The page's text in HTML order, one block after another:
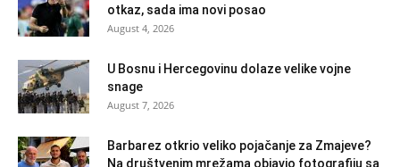
otkaz, sada ima novi posao
August 4, 2026
U Bosnu i Hercegovinu dolaze velike vojne
snage
August 7, 2026
Barbarez otkrio veliko pojačanje za Zmajeve?
Na društvenim mrežama objavio fotografiju sa